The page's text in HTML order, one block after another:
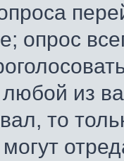
опрос
из
то